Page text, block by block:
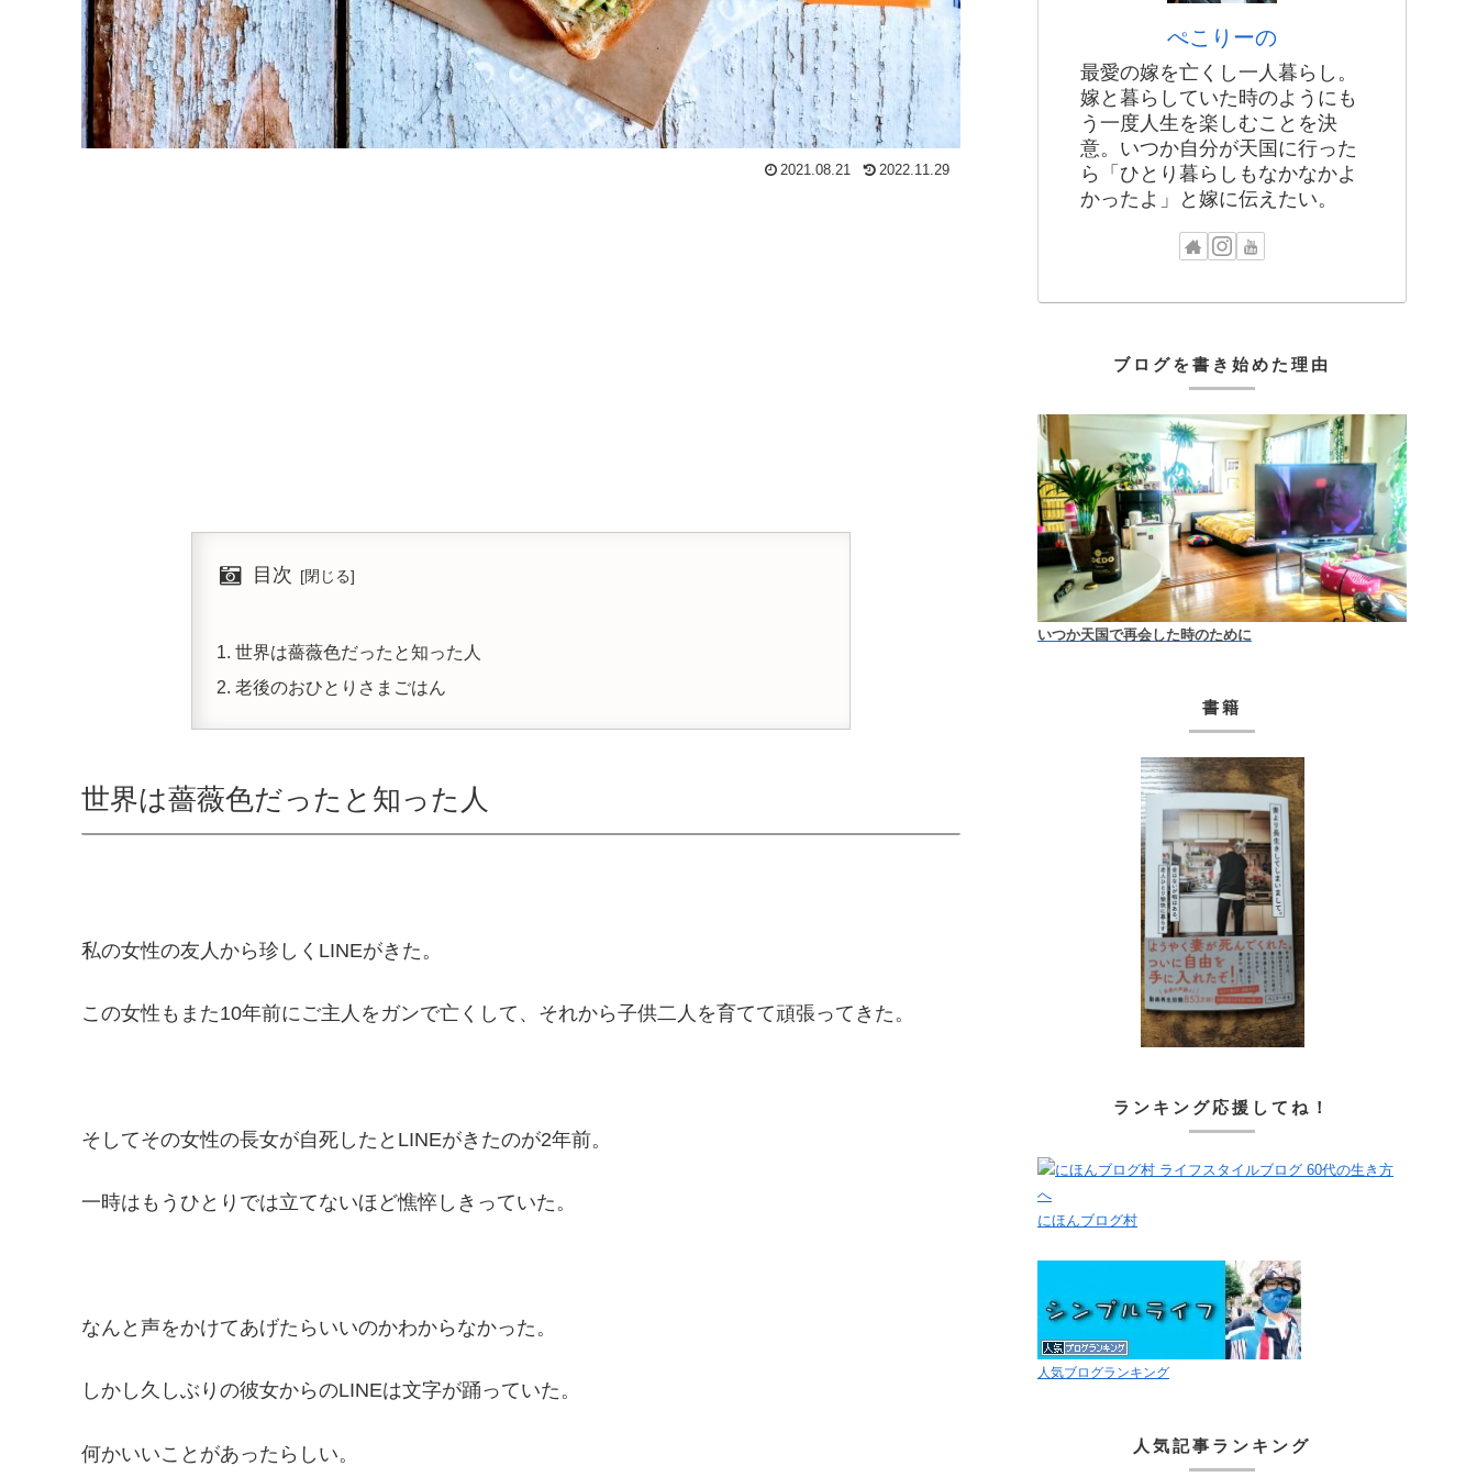
2021.08.21 2022.11.29
目次
世界は薔薇色だったと知った人
老後のおひとりさまごはん
世界は薔薇色だったと知った人
私の女性の友人から珍しくLINEがきた。
この女性もまた10年前にご主人をガンで亡くして、それから子供二人を育てて頑張ってきた。
そしてその女性の長女が自死したとLINEがきたのが2年前。
一時はもうひとりでは立てないほど憔悴しきっていた。
なんと声をかけてあげたらいいのかわからなかった。
しかし久しぶりの彼女からのLINEは文字が踊っていた。
何かいいことがあったらしい。
ぺこりーの
最愛の嫁を亡くし一人暮らし。
嫁と暮らしていた時のようにも
う一度人生を楽しむことを決
意。いつか自分が天国に行った
ら「ひとり暮らしもなかなかよ
かったよ」と嫁に伝えたい。
ブログを書き始めた理由
いつか天国で再会した時のために
書籍
ランキング応援してね！
にほんブログ村
人気ブログランキング
人気記事ランキング